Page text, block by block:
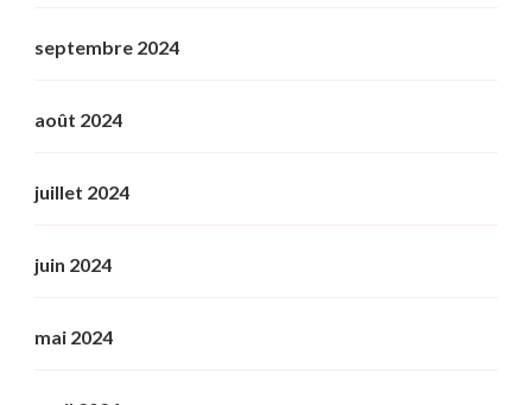
septembre 2024
août 2024
juillet 2024
juin 2024
mai 2024